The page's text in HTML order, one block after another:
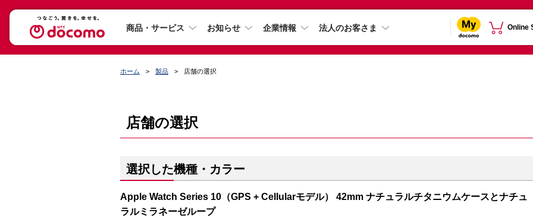
商品・サービス お知らせ 企業情報 法人のお客さま Online
ホーム 製品 店舗の選択
店舗の選択
選択した機種・カラー
Apple Watch Series 10（GPS + Cellularモデル） 42mm ナチュラルチタニウムケースとナチュ
ラルミラネーゼループ